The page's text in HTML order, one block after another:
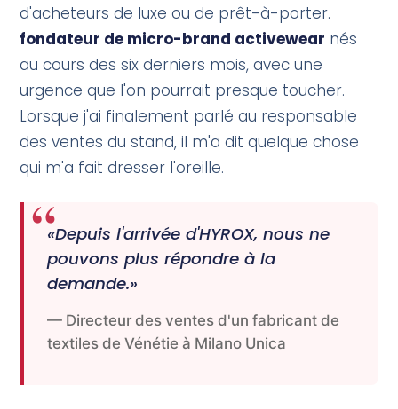
d'acheteurs de luxe ou de prêt-à-porter.
fondateur de micro-brand activewear nés
au cours des six derniers mois, avec une
urgence que l'on pourrait presque toucher.
Lorsque j'ai finalement parlé au responsable
des ventes du stand, il m'a dit quelque chose
qui m'a fait dresser l'oreille.
«Depuis l'arrivée d'HYROX, nous ne
pouvons plus répondre à la
demande.»
Directeur des ventes d'un fabricant de
textiles de Vénétie à Milano Unica